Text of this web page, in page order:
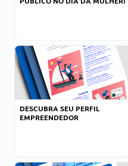
DESCUBRA SEU PERFIL
EMPREENDEDOR